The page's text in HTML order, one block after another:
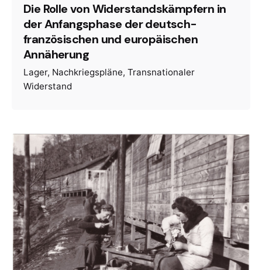
Die Rolle von Widerstandskämpfern in
der Anfangsphase der deutsch-
französischen und europäischen
Annäherung
Lager Nachkriegspläne Transnationaler
Widerstand